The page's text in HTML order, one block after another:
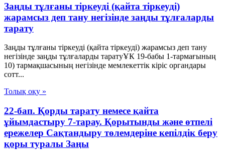
Заңды тұлғаны тіркеуді (қайта тіркеуді)
жарамсыз деп тану негізінде заңды тұлғаларды
тарату
Заңды тұлғаны тіркеуді (қайта тіркеуді) жарамсыз деп тану
негізінде заңды тұлғаларды таратуҰК 19-бабы 1-тармағының
10) тармақшасының негізінде мемлекеттік кіріс органдары
сотт...
Толық оқу »
22-бап. Қорды тарату немесе қайта
ұйымдастыру 7-тарау. Қорытынды және өтпелі
ережелер Сақтандыру төлемдеріне кепілдік беру
қоры туралы Заңы